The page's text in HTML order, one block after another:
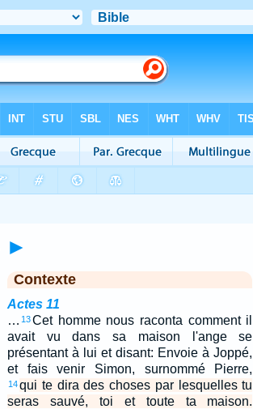
►
Contexte
Actes 11
… 13Cet homme nous raconta comment il
avait vu dans sa maison l'ange se
présentant à lui et disant: Envoie à Joppé,
et fais venir Simon, surnommé Pierre,
14qui te dira des choses par lesquelles tu
seras sauvé, toi et toute ta maison.